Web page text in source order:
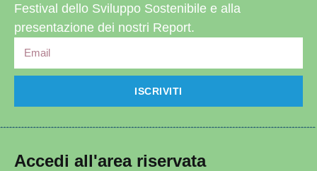
Festival dello Sviluppo Sostenibile e alla
presentazione dei nostri Report.
ISCRIVITI
Accedi all'area riservata